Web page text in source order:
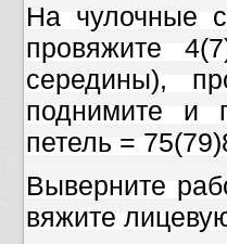
На чулочные
провяжите
середины),
поднимите и
петель =
Выверните
вяжите